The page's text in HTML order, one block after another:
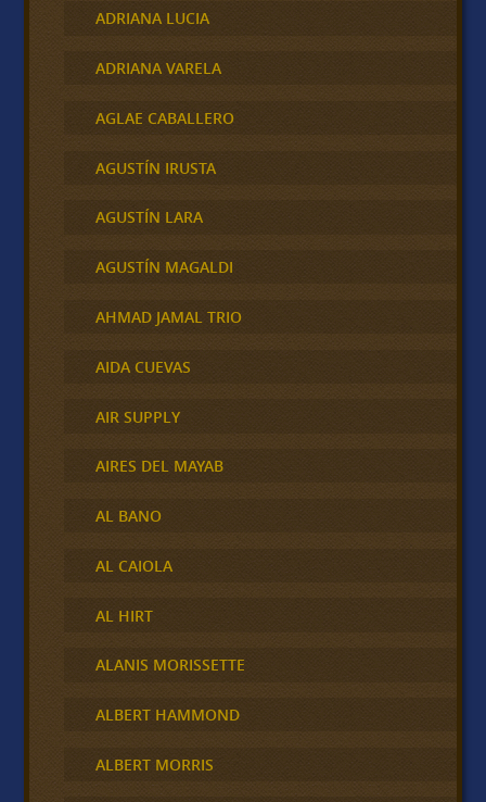
ADRIANA LUCIA
ADRIANA VARELA
AGLAE CABALLERO
AGUSTÍN IRUSTA
AGUSTÍN LARA
AGUSTÍN MAGALDI
AHMAD JAMAL TRIO
AIDA CUEVAS
AIR SUPPLY
AIRES DEL MAYAB
AL BANO
AL CAIOLA
AL HIRT
ALANIS MORISSETTE
ALBERT HAMMOND
ALBERT MORRIS